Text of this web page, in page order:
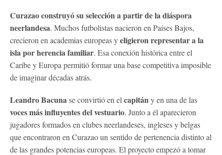
Curazao construyó su selección a partir de la diáspora
neerlandesa. Muchos futbolistas nacieron en Países Bajos,
crecieron en academias europeas yeligieron representar a la
isla por herencia familiar. Esa conexión histórica entre el
Caribe y Europa permitió formar una base competitiva imposible
de imaginar décadas atrás.
Leandro Bacunase convirtió en el capitány en una de las
voces más influyentes del vestuario. Junto a él aparecieron
jugadores formados en clubes neerlandeses, ingleses y belgas
que encontraron en Curazao un sentido de pertenencia distinto al
de las grandes potencias europeas. El proyecto empezó a tomar